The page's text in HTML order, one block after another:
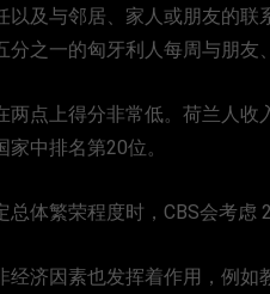
以及与邻居、家人或朋友的联
分之一的匈牙利人每周与朋友
两点上得分非常低。荷兰人
家中排名第20位。
总体繁荣程度时，CBS会考虑
经济因素也发挥着作用，例